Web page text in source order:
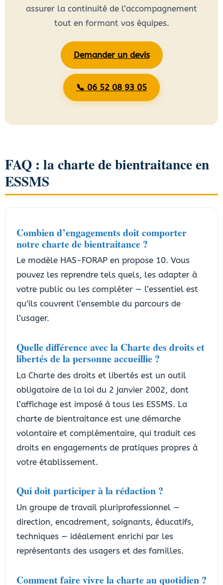
assurer la continuité de l’accompagnement
tout en formant vos équipes.
Demander un devis
📞 06 52 08 93 05
FAQ : la charte de bientraitance en
ESSMS
Combien d’engagements doit comporter
notre charte de bientraitance ?
Le modèle HAS-FORAP en propose 10. Vous
pouvez les reprendre tels quels, les adapter à
votre public ou les compléter — l’essentiel est
qu’ils couvrent l’ensemble du parcours de
l’usager.
Quelle différence avec la Charte des droits et
libertés de la personne accueillie ?
La Charte des droits et libertés est un outil
obligatoire de la loi du 2 janvier 2002, dont
l’affichage est imposé à tous les ESSMS. La
charte de bientraitance est une démarche
volontaire et complémentaire, qui traduit ces
droits en engagements de pratiques propres à
votre établissement.
Qui doit participer à la rédaction ?
Un groupe de travail pluriprofessionnel —
direction, encadrement, soignants, éducatifs,
techniques — idéalement enrichi par les
représentants des usagers et des familles.
Comment faire vivre la charte au quotidien ?